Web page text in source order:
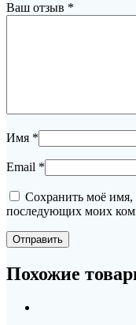
Ваш отзыв *
Имя *
Email *
Сохранить моё имя,
последующих моих
Похожие